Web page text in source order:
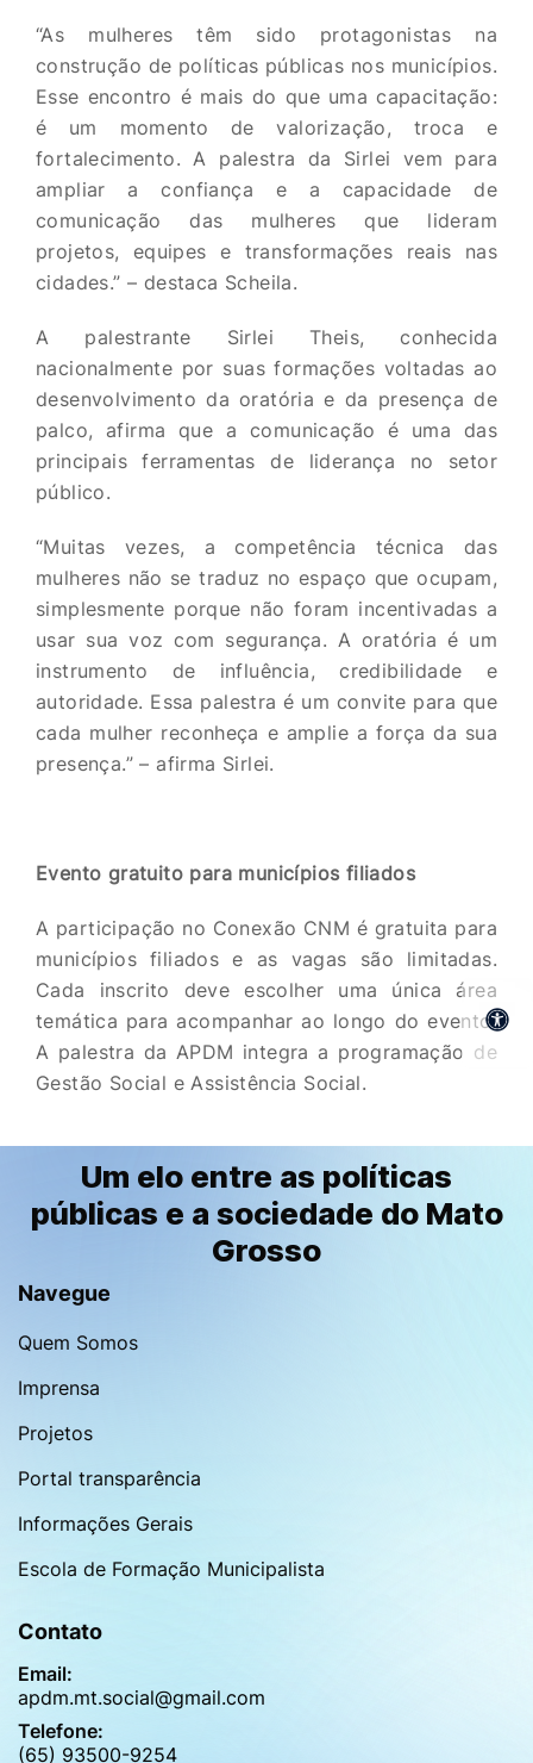
“As mulheres têm sido protagonistas na
construção de políticas públicas nos municípios.
Esse encontro é mais do que uma capacitação:
é um momento de valorização, troca e
fortalecimento. A palestra da Sirlei vem para
ampliar a confiança e a capacidade de
comunicação das mulheres que lideram
projetos, equipes e transformações reais nas
cidades.” – destaca Scheila.
A palestrante Sirlei Theis, conhecida
nacionalmente por suas formações voltadas ao
desenvolvimento da oratória e da presença de
palco, afirma que a comunicação é uma das
principais ferramentas de liderança no setor
público.
“Muitas vezes, a competência técnica das
mulheres não se traduz no espaço que ocupam,
simplesmente porque não foram incentivadas a
usar sua voz com segurança. A oratória é um
instrumento de influência, credibilidade e
autoridade. Essa palestra é um convite para que
cada mulher reconheça e amplie a força da sua
presença.” – afirma Sirlei.
Evento gratuito para municípios filiados
A participação no Conexão CNM é gratuita para
municípios filiados e as vagas são limitadas.
Cada inscrito deve escolher uma única área
temática para acompanhar ao longo do evento.
A palestra da APDM integra a programação de
Gestão Social e Assistência Social.
Um elo entre as políticas
públicas e a sociedade do Mato
Grosso
Navegue
Quem Somos
Imprensa
Projetos
Portal transparência
Informações Gerais
Escola de Formação Municipalista
Contato
Email:
apdm.mt.social@gmail.com
Telefone:
(65) 93500-9254